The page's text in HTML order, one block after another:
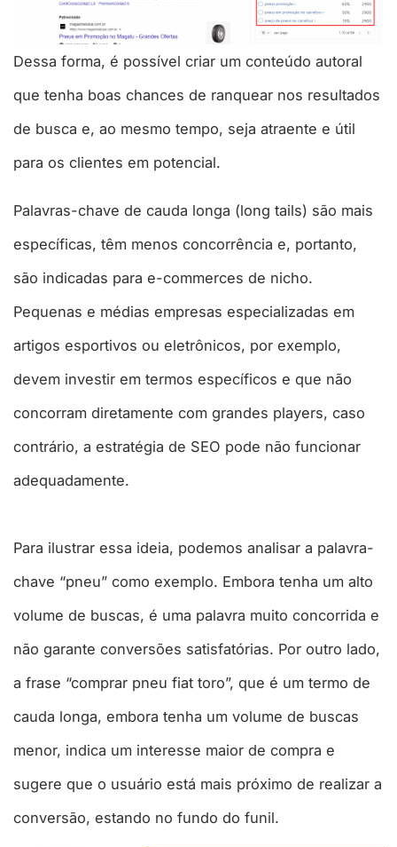
Dessa forma, é possível criar um conteúdo autoral
que tenha boas chances de ranquear nos resultados
de busca e, ao mesmo tempo, seja atraente e útil
para os clientes em potencial.
Palavras-chave de cauda longa (long tails) são mais
específicas, têm menos concorrência e, portanto,
são indicadas para e-commerces de nicho.
Pequenas e médias empresas especializadas em
artigos esportivos ou eletrônicos, por exemplo,
devem investir em termos específicos e que não
concorram diretamente com grandes players, caso
contrário, a estratégia de SEO pode não funcionar
adequadamente.
Para ilustrar essa ideia, podemos analisar a palavra-
chave “pneu” como exemplo. Embora tenha um alto
volume de buscas, é uma palavra muito concorrida e
não garante conversões satisfatórias. Por outro lado,
a frase “comprar pneu fiat toro”, que é um termo de
cauda longa, embora tenha um volume de buscas
menor, indica um interesse maior de compra e
sugere que o usuário está mais próximo de realizar a
conversão, estando no fundo do funil.